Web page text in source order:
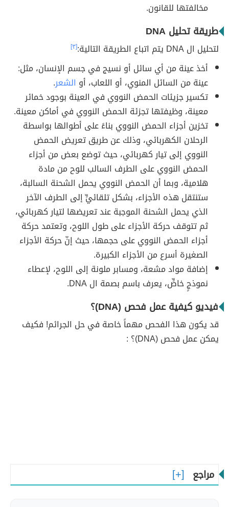
مخالفتها للقانون.
طريقة تحليل DNA
لتحليل ال DNA يتم اتباع الطريقة التالية: [٣]
أخذ عينة من أي سائل أو نسيج في جسم الإنسان، مثل:
عينة من السائل المنوي، أو اللعاب، أو الشعر.
تكسير جزيئات الحمض النووي في العينة بوجود خمائر
معينة، وظيفتها تجزئة الحمض النووي في أماكن معينة.
تخزين أجزاء الحمض النووي بناءً على أطوالها بواسطة
الرحلان الكهربائي، وذلك عن طريق تعريض الحمض
النووي إلى تيار كهربائي، حيث توضع بعض من أجزاء
الحمض النووي على الطرف السالب للوح من مادة
هلامية، وبما أن الحمض النووي يحمل الشحنة السالبة،
ستنتقل هذه الأجزاء، بشكل تلقائيٍّ إلى الطرف الآخر
الذي يحمل الشحنة الموجبة عند تعريضها لتيار كهربائي،
ثم تتوقف حركة الأجزاء على طول اللوح، وتعتمد حركة
أجزاء الحمض النووي على حجمها، حيث إنّ حركة الأجزاء
الصغيرة أسرع من الأجزاء الكبيرة.
إضافة مواد مشعة، ومسابر ملونة إلى اللوح، لإعطاء
نموذجٍ خاصٍّ، يعرف باسم بصمة ال DNA.
فيديو كيفية عمل فحص (DNA)؟
قد يكون هذا الفحص مهماً خاصة في حل الجرائم! فكيف
يمكن عمل فحص (DNA)؟ :
مراجع